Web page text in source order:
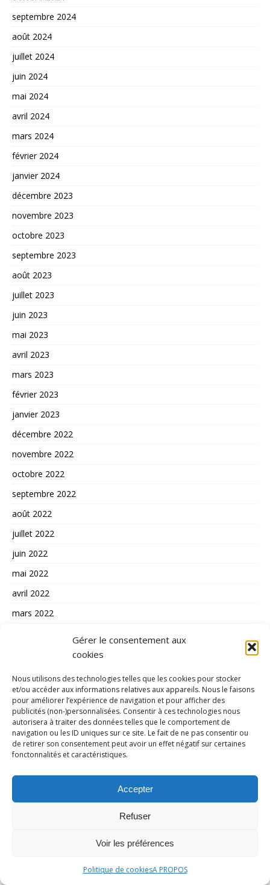
Gérer le consentement aux
cookies
Nous utilisons des technologies telles que les cookies pour stocker
et/ou accéder aux informations relatives aux appareils. Nous le faisons
pour améliorer l’expérience de navigation et pour afficher des
publicités (non-)personnalisées. Consentir à ces technologies nous
autorisera à traiter des données telles que le comportement de
navigation ou les ID uniques sur ce site. Le fait de ne pas consentir ou
de retirer son consentement peut avoir un effet négatif sur certaines
fonctonnalités et caractéristiques.
Accepter
Refuser
Voir les préférences
Politique de cookiesA PROPOS
septembre 2024
août 2024
juillet 2024
juin 2024
mai 2024
avril 2024
mars 2024
février 2024
janvier 2024
décembre 2023
novembre 2023
octobre 2023
septembre 2023
août 2023
juillet 2023
juin 2023
mai 2023
avril 2023
mars 2023
février 2023
janvier 2023
décembre 2022
novembre 2022
octobre 2022
septembre 2022
août 2022
juillet 2022
juin 2022
mai 2022
avril 2022
mars 2022
décembre 2021
novembre 2021
octobre 2021
septembre 2021
août 2021